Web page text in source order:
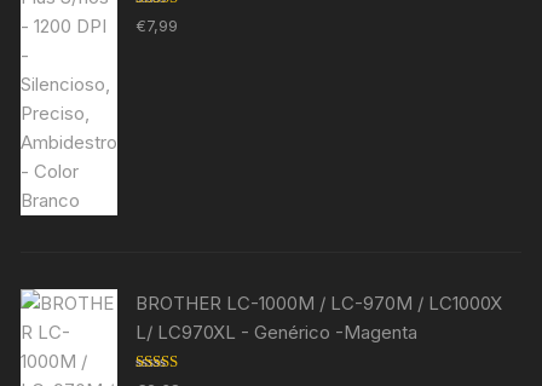
Avaliação
5.00de 5
€7,99
BROTHER LC-1000M / LC-970M / LC1000X
L/ LC970XL - Genérico -Magenta